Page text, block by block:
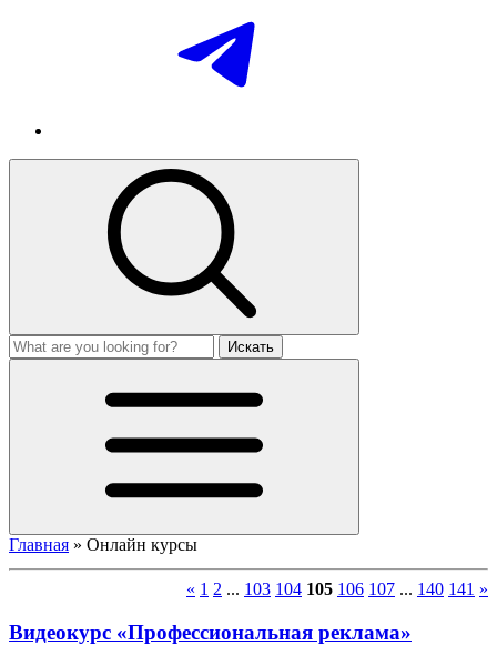
Искать
Главная » Онлайн курсы
« 1 2 ... 103 104 105 106 107 ... 140 141 »
Видеокурс «Профессиональная реклама»